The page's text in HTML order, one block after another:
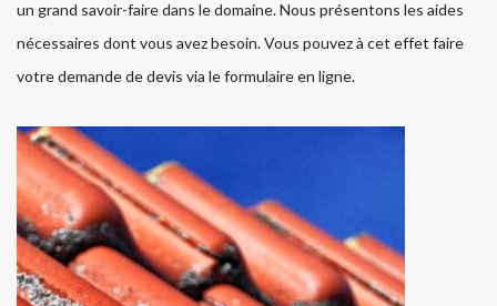
un grand savoir-faire dans le domaine. Nous présentons les aides
nécessaires dont vous avez besoin. Vous pouvez à cet effet faire
votre demande de devis via le formulaire en ligne.